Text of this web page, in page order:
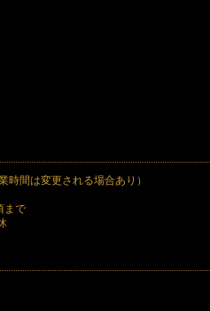
間は変更される場合あり）
まで